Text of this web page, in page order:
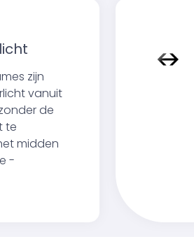
zijn
vanuit
de
te
midden
-